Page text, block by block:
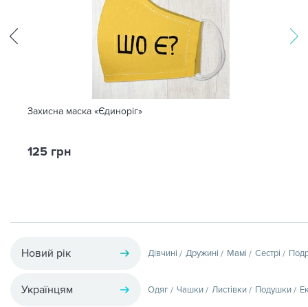
Захисна маска «Єдиноріг»
125 грн
Новий рік Дівчині Дружині Мамі Сестрі
Українцям Одяг Чашки Листівки Подушки